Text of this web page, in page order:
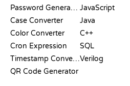
Password Generator
Case Converter
Color Converter
Cron Expression
Timestamp Converter
QR Code Generator
JavaScript
Java
C++
SQL
Verilog